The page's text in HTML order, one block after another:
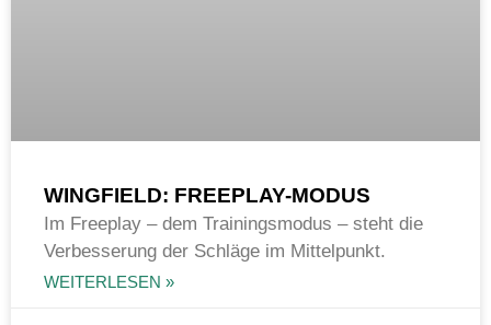
WINGFIELD: FREEPLAY-MODUS
Im Freeplay – dem Trainingsmodus – steht die
Verbesserung der Schläge im Mittelpunkt.
WEITERLESEN »